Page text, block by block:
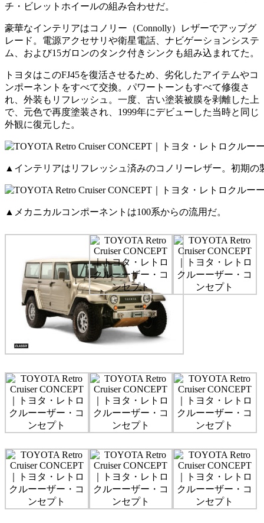
チ・ビレットホイールの組み合わせだ。
豪華なインテリアはコノリー（Connolly）レザーでアップグ
レード。電源アクセサリや衛星電話、ナビゲーションシステ
ム、および15ガロンのタンク付きシンクも組み込まれてた。
トヨタはこのFJ45を復活させるため、劣化したアイテムやコ
ンポーネントをすべて交換。パワートーンもすべて修復さ
れ、外装もリフレッシュ。一度、古い塗装被膜を剥離した上
で、元色で再度塗装され、1999年にデビューした当時と同じ
外観に復元した。
▲インテリアはリフレッシュ済みのコノリーレザー。初期
▲メカニカルコンポーネントは100系からの流用だ。